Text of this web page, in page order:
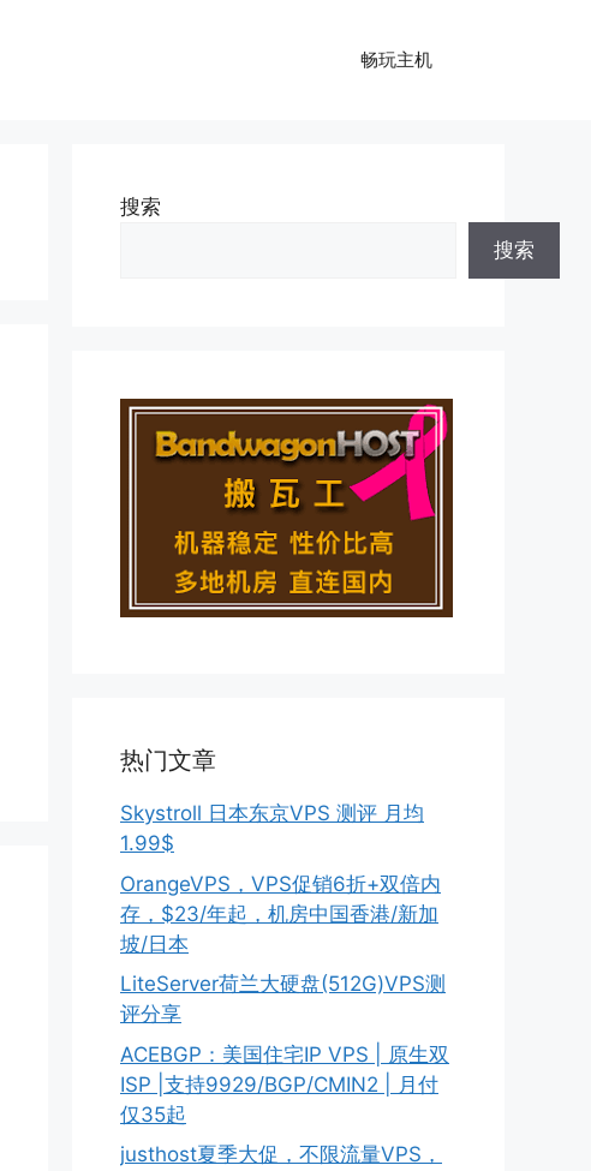
畅玩主机
搜索
搜索
热门文章
Skystroll 日本东京VPS 测评 月均
1.99$
OrangeVPS，VPS促销6折+双倍内
存，$23/年起，机房中国香港/新加
坡/日本
LiteServer荷兰大硬盘(512G)VPS测
评分享
ACEBGP：美国住宅IP VPS | 原生双
ISP |支持9929/BGP/CMIN2 | 月付
仅35起
justhost夏季大促，不限流量VPS，